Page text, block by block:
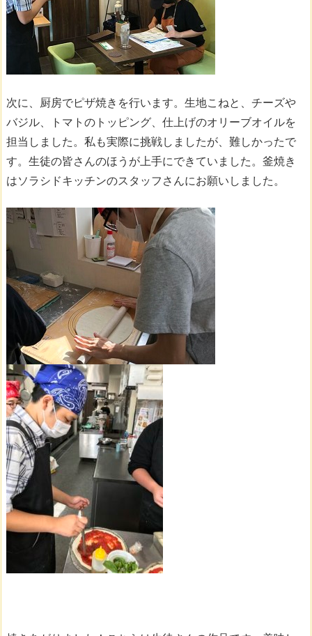
次に、厨房でピザ焼きを行います。生地こねと、チーズや
バジル、トマトのトッピング、仕上げのオリーブオイルを
担当しました。私も実際に挑戦しましたが、難しかったで
す。生徒の皆さんのほうが上手にできていました。釜焼き
はソラシドキッチンのスタッフさんにお願いしました。